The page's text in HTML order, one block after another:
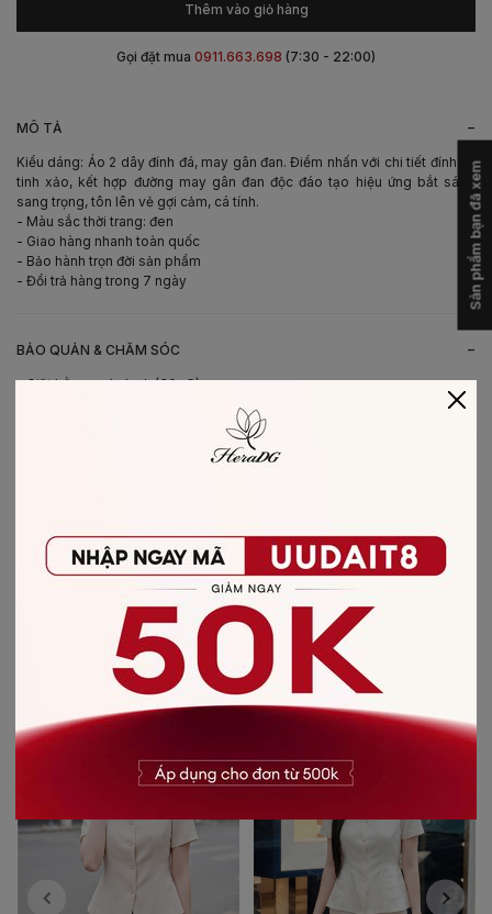
MÔ TẢ -
Kiểu dáng: Áo 2 dây đính đá, may gân đan. Điểm nhấn với chi tiết đính đá
tinh xảo, kết hợp đường may gân đan độc đáo tạo hiệu ứng bắt sáng
sang trọng, tôn lên vẻ gợi cảm, cá tính.
- Màu sắc thời trang: đen
- Giao hàng nhanh toàn quốc
- Bảo hành trọn đời sản phẩm
- Đổi trả hàng trong 7 ngày
BẢO QUẢN & CHĂM SÓC -
- Giặt bằng nước lạnh (30*C)
- Không giặt sản phẩm với thuốc tẩy có chứa Clo
- Không nên giặt chung các sản phẩm khác màu với nhau
- Ủi ở nhiệt độ thấp, nên lật mặt trái sản phẩm, không ủi trực tiếp lên hình
CHẤT LIỆU SẢN PHẨM
Thêm vào giỏ hàng
Gọi đặt mua 0911.663.698 (7:30 - 22:00)
CÓ THỂ BẠN SẼ THÍCH
Sản phẩm bạn đã xem